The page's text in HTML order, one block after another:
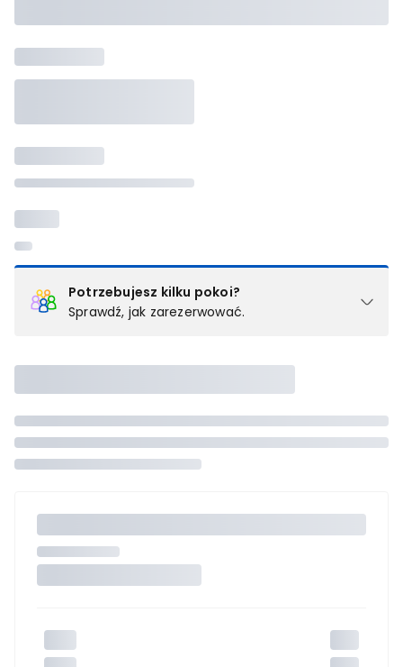
Potrzebujesz kilku pokoi?
Sprawdź, jak zarezerwować.
pokoju (lub apartamencie, willi itd.). Wybierz jedną z ofert z listy
i zarezerwuj ją. Zrób oddzielne rezerwacje dla każdego
kolejnego pokoju lubskontaktuj się z nami,by złożyć
zamówienie u naszego doradcy.
Maksymalna liczba uczestników
maksymalny limit dla 1 pokoju.